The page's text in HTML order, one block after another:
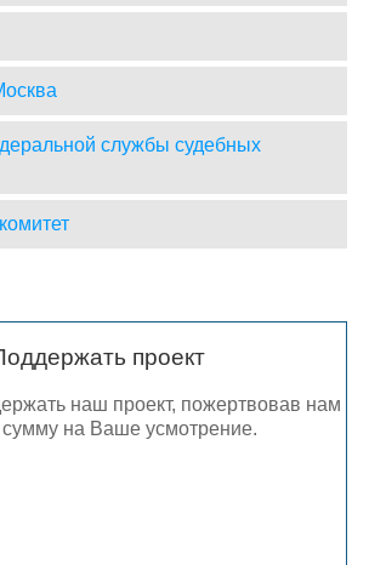
службы судебных
проект
наш проект, пожертвовав нам
на Ваше усмотрение.